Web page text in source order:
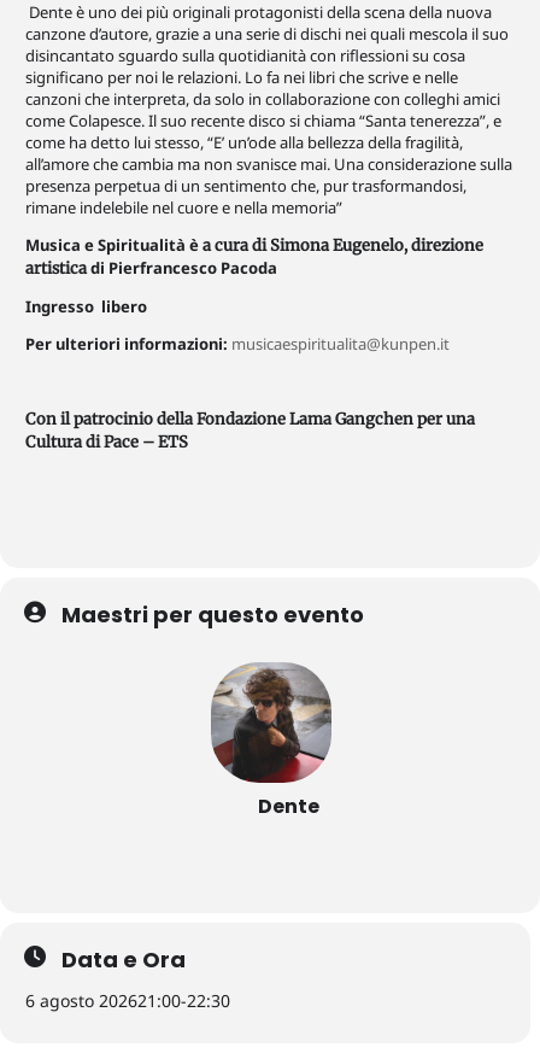
Dente è uno dei più originali protagonisti della scena della nuova
canzone d’autore, grazie a una serie di dischi nei quali mescola il suo
disincantato sguardo sulla quotidianità con riflessioni su cosa
significano per noi le relazioni. Lo fa nei libri che scrive e nelle
canzoni che interpreta, da solo in collaborazione con colleghi amici
come Colapesce.Il suo recente disco si chiama “Santa tenerezza”, e
come ha detto lui stesso, “E’ un’ode alla bellezza della fragilità,
all’amore che cambia ma non svanisce mai. Una considerazione sulla
presenza perpetua di un sentimento che, pur trasformandosi,
rimane indelebile nel cuore e nella memoria”
Musica e Spiritualità èa cura di Simona Eugenelo, direzione
artisticadi Pierfrancesco Pacoda
Ingresso libero
Per ulteriori informazioni: musicaespiritualita@kunpen.it
Con il patrocinio della Fondazione Lama Gangchen per una
Cultura di Pace – ETS
Maestri per questo evento
Dente
Data e Ora
6 agosto 202621:00-22:30